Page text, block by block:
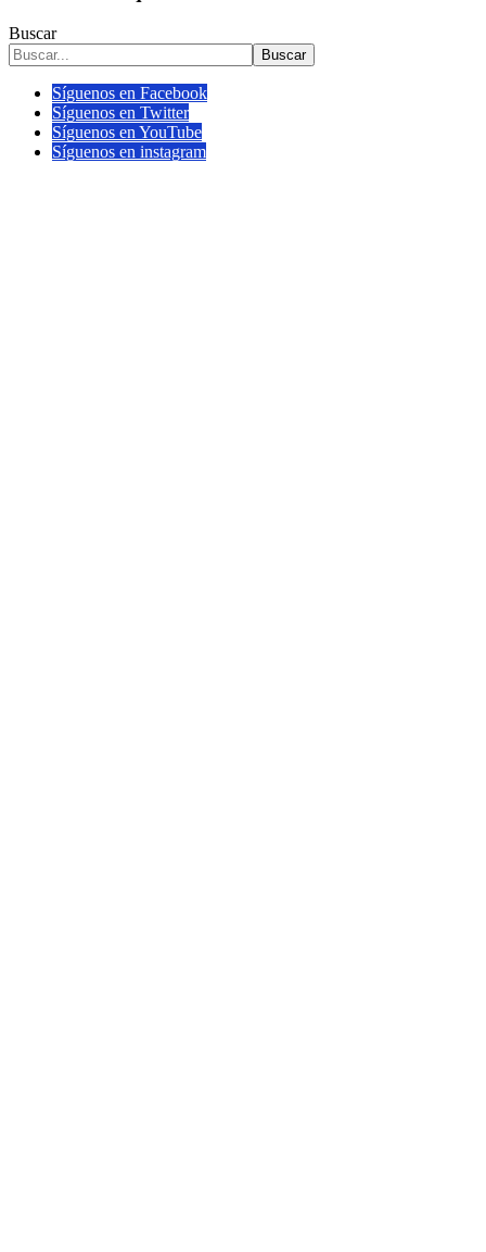
Buscar
Buscar
Síguenos en Facebook
Síguenos en Twitter
Síguenos en YouTube
Síguenos en instagram